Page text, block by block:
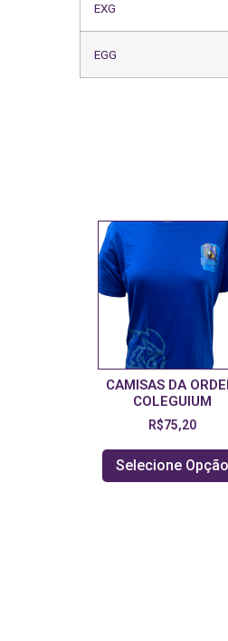
EXG
EGG
CAMISAS DA
COLEGUIUM
R$75,20
Selecione Opção